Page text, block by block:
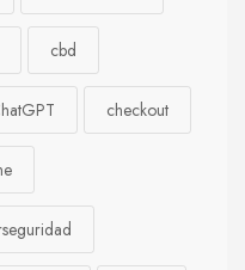
cbd
checkout